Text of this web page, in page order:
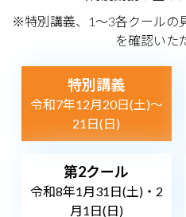
※特別講義、1～3各クールの
を確認いた
特別講義
令和7年12月20日(土)～
21日(日)
第2クール
令和8年1月31日(土)・2
月1日(日)